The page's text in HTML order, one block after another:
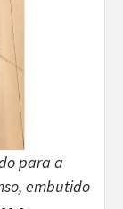
para a
embutido